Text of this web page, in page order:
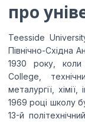
Expert
про
Teesside
Північно-Східна
1930 року, коли
College,
металургії,
1969 році школу
13-й